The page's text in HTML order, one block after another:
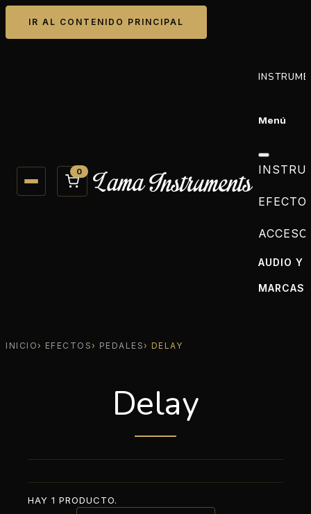
IR AL CONTENIDO PRINCIPAL
0
Menú
AUDIO Y
MARCAS
INICIO EFECTOS PEDALES DELAY
Delay
HAY 1 PRODUCTO.